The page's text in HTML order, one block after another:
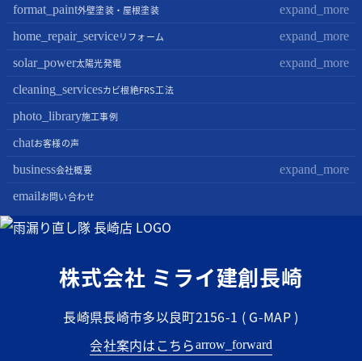
屋根修理・屋根工事
屋根カバー工法
屋根葺き替え・葺き直し
谷板金工事
format_paint外壁塗装・屋根塗装 expand_more
外壁塗装
屋根塗装
屋根塗装+外壁塗装がお得
home_repair_serviceリフォーム expand_more
キッチンリフォーム
バスルームリフォーム
トイレリフォーム
solar_power太陽光発電 expand_more
太陽光パネル設置
蓄電池設置
cleaning_servicesカビ根絶FRS工法
photo_library施工事例
chatお客様の声
business会社概要 expand_more
会社案内
スタッフ紹介
emailお問い合わせ
株式会社 ミライ建創長崎
長崎県長崎市多以良町2156-1 ( G-MAP)
会社案内はこちらarrow_forward